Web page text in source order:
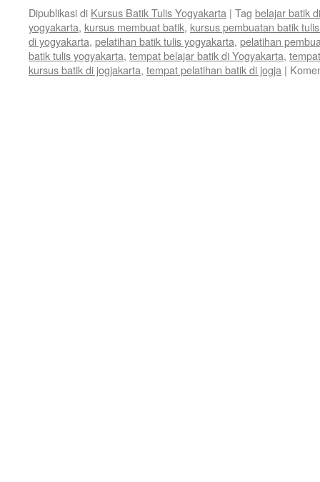
Dipublikasi di Kursus Batik Tulis Yogyakarta | Tag belajar batik
yogyakarta, kursus membuat batik, kursus pembuatan batik
di yogyakarta, pelatihan batik tulis yogyakarta, pelatihan
batik tulis yogyakarta, tempat belajar batik di Yogyakarta,
kursus batik di jogjakarta, tempat pelatihan batik di jogja |